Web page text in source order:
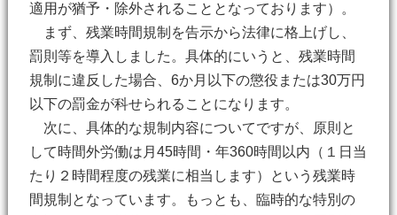
適用が猶予・除外されることとなっております）。
まず、残業時間規制を告示から法律に格上げし、
罰則等を導入しました。具体的にいうと、残業時間
規制に違反した場合、6か月以下の懲役または30万円
以下の罰金が科せられることになります。
次に、具体的な規制内容についてですが、原則と
して時間外労働は月45時間・年360時間以内（１日当
たり２時間程度の残業に相当します）という残業時
間規制となっています。もっとも、臨時的な特別の